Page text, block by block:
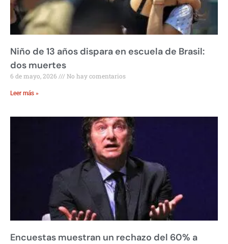
Niño de 13 años dispara en escuela de Brasil:
dos muertes
6 de mayo, 2026 No hay comentarios
Leer más »
Encuestas muestran un rechazo del 60% a